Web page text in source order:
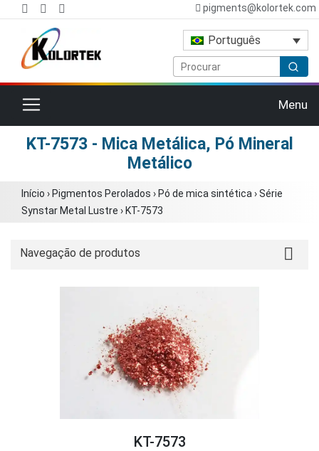
pigments@kolortek.com
Português
Alternar navegação Menu
KT-7573 - Mica Metálica, Pó Mineral
Metálico
Início › Pigmentos Perolados › Pó de mica sintética ›Série
Synstar Metal Lustre › KT-7573
Navegação de produtos
KT-7573